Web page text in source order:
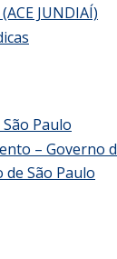
JUNDIAÍ)
Paulo
– Governo
de São Paulo